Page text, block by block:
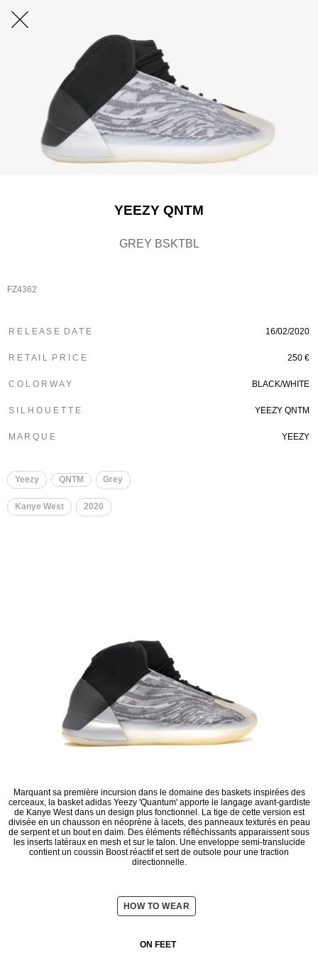
YEEZY QNTM
GREY BSKTBL
FZ4362
R E L E A S E D A T E 16/02/2020
R E T A I L P R I C E 250 €
C O L O R W A Y BLACK/WHITE
S I L H O U E T T E YEEZY QNTM
M A R Q U E YEEZY
Yeezy QNTM Grey
Kanye West 2020
Marquant sa première incursion dans le domaine des baskets inspirées des
cerceaux, la basket adidas Yeezy 'Quantum' apporte le langage avant-gardiste
de Kanye West dans un design plus fonctionnel. La tige de cette version est
divisée en un chausson en néoprène à lacets, des panneaux texturés en peau
de serpent et un bout en daim. Des éléments réfléchissants apparaissent sous
les inserts latéraux en mesh et sur le talon. Une enveloppe semi-translucide
contient un coussin Boost réactif et sert de outsole pour une traction
directionnelle.
HOW TO WEAR
ON FEET